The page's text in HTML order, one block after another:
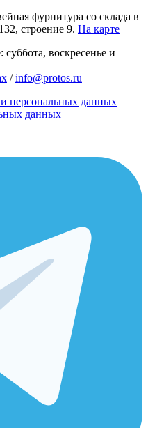
фурнитура со склада в
строение 9. На карте
воскресенье и
/info@protos.ru
персональных данных
данных